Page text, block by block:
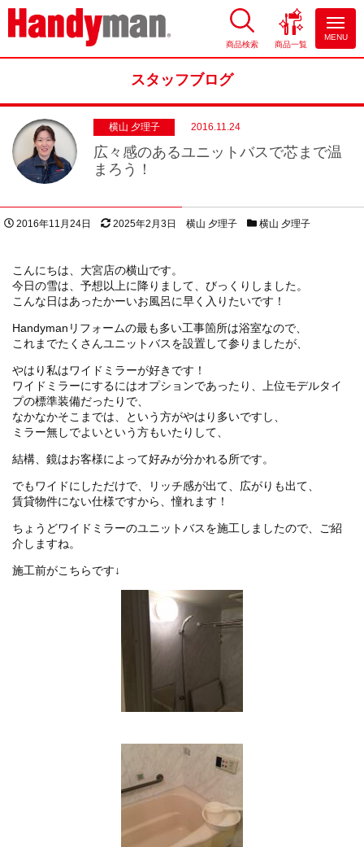
お風呂やキッチンのリフォーム
商品検索 商品一覧
MENU
スタッフブログ
横山 夕理子 2016.11.24
広々感のあるユニットバスで芯まで温
まろう！
投稿日
2016年11月24日 更新日
2025年2月3日 著者
横山 夕理子 スタッフブログカテゴリー
横山 夕理子
こんにちは、大宮店の横山です。
今日の雪は、予想以上に降りまして、びっくりしました。
こんな日はあったかーいお風呂に早く入りたいです！
Handymanリフォームの最も多い工事箇所は浴室なので、
これまでたくさんユニットバスを設置して参りましたが、
やはり私はワイドミラーが好きです！
ワイドミラーにするにはオプションであったり、上位モデルタイ
プの標準装備だったりで、
なかなかそこまでは、という方がやはり多いですし、
ミラー無しでよいという方もいたりして、
結構、鏡はお客様によって好みが分かれる所です。
でもワイドにしただけで、リッチ感が出て、広がりも出て、
賃貸物件にない仕様ですから、憧れます！
ちょうどワイドミラーのユニットバスを施工しましたので、ご紹
介しますね。
施工前がこちらです↓